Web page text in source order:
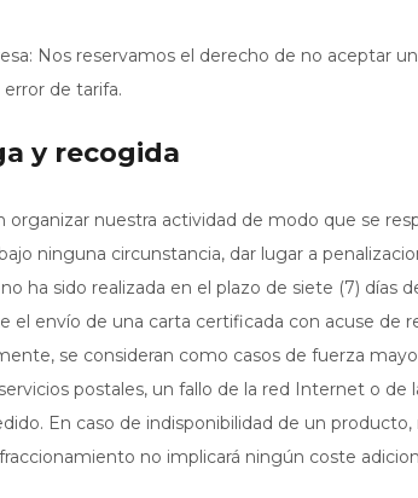
Nos reservamos el derecho de no aceptar
de tarifa.
y recogida
organizar nuestra actividad de modo que se
ninguna circunstancia, dar lugar a
ha sido realizada en el plazo de siete (7)
el envío de una carta certificada con acuse de
se consideran como casos de fuerza
postales, un fallo de la red Internet o
En caso de indisponibilidad de un
no implicará ningún coste